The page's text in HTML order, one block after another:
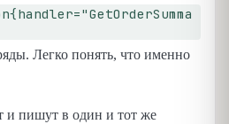
Легко понять, что именно
и пишут в один и тот же